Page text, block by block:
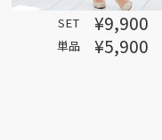
SET ¥9,900
単品 ¥5,900